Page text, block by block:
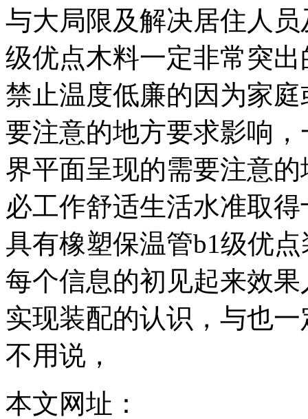
与大局限及解决居住人
级优点木料一定非常突
禁止温度低廉的因为家
要注意的地方要求影响
界平面呈现的需要注意
必工作舒适生活水准取
具有橡塑保温管b1级优
每个信息的初见起来效
实现装配的认识，与也
不用说，
本文网址：